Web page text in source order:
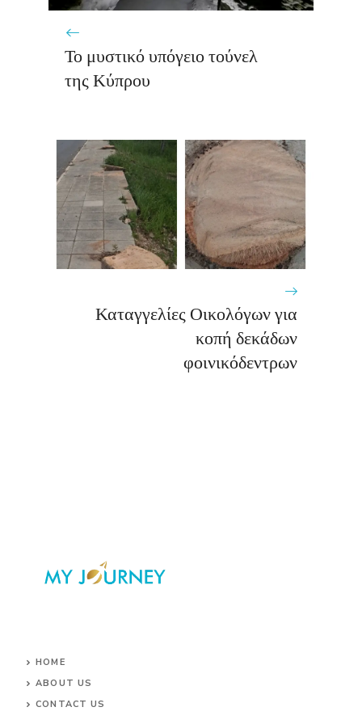
Το μυστικό υπόγειο τούνελ
της Κύπρου
Καταγγελίες Οικολόγων για
κοπή δεκάδων
φοινικόδεντρων
HOME
ABOUT US
CONTACT US